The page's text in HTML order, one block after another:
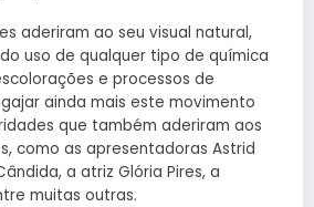
aderiram ao seu visual natural,
uso de qualquer tipo de química
e processos de
ainda mais este movimento
que também aderiram aos
como as apresentadoras Astrid
a atriz Glória Pires, a
muitas outras.